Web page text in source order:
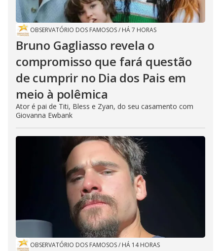
OBSERVATÓRIO DOS FAMOSOS/ HÁ 7 HORAS
Bruno Gagliasso revela o
compromisso que fará questão
de cumprir no Dia dos Pais em
meio à polêmica
Ator é pai de Titi, Bless e Zyan, do seu casamento com
Giovanna Ewbank
OBSERVATÓRIO DOS FAMOSOS/ HÁ 14 HORAS